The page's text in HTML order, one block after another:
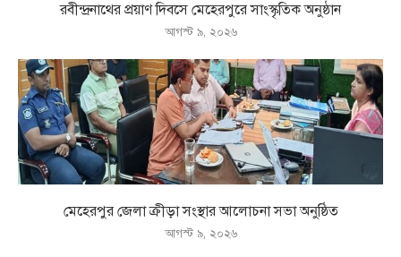
রবীন্দ্রনাথের প্রয়াণ দিবসে মেহেরপুরে সাংস্কৃতিক অনুষ্ঠান
আগস্ট ৯, ২০২৬
মেহেরপুর জেলা ক্রীড়া সংস্থার আলোচনা সভা অনুষ্ঠিত
আগস্ট ৯, ২০২৬